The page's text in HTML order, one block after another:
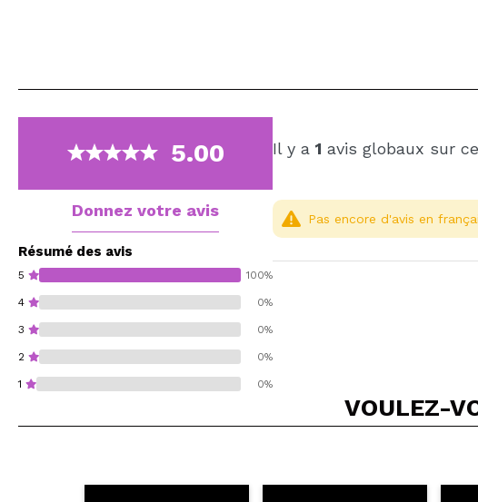
5.00
Donnez votre avis
Résumé des avis
5 100%
4 0%
3 0%
2 0%
1 0%
Il y a 1 avis globaux sur
Votre
Pas encore d'avis en
VOULEZ-